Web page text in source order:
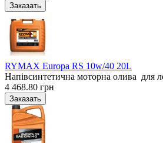
RYMAX Europa RS 10w/40 20L
Напівсинтетична моторна олива для
4 468.80 грн